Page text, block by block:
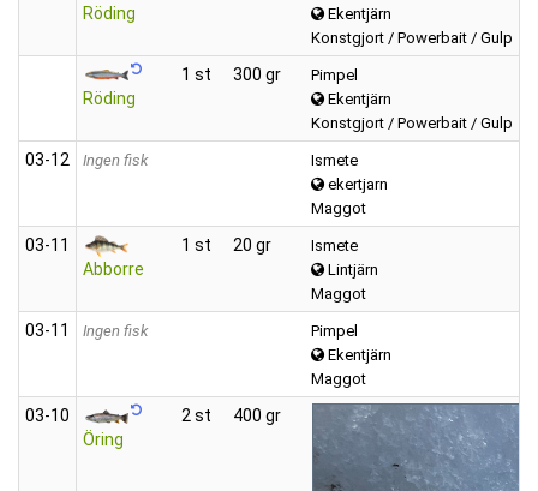
Röding
Ekentjärn
Konstgjort / Powerbait / Gulp
Röding
1 st 300 gr
Pimpel
Ekentjärn
Konstgjort / Powerbait / Gulp
03‑12 Ingen fisk
Ismete
ekertjarn
Maggot
03‑11
Abborre
1 st 20 gr
Ismete
Lintjärn
Maggot
03‑11 Ingen fisk
Pimpel
Ekentjärn
Maggot
03‑10
Öring
2 st 400 gr